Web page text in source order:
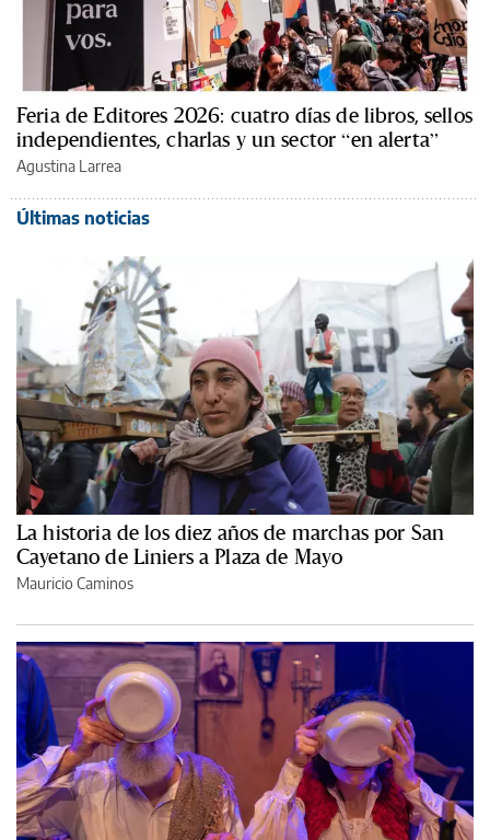
Feria de Editores 2026: cuatro días de libros, sellos
independientes, charlas y un sector “en alerta”
Agustina Larrea
Últimas noticias
La historia de los diez años de marchas por San
Cayetano de Liniers a Plaza de Mayo
Mauricio Caminos